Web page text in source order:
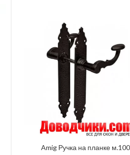
Amig Ручка на планке м.100